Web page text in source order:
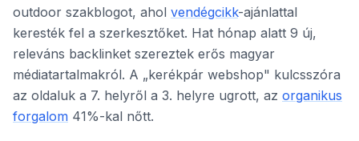
outdoor szakblogot, ahol vendégcikk-ajánlattal
keresték fel a szerkesztőket. Hat hónap alatt 9 új,
releváns backlinket szereztek erős magyar
médiatartalmakról. A „kerékpár webshop" kulcsszóra
az oldaluk a 7. helyről a 3. helyre ugrott, az organikus
forgalom 41%-kal nőtt.